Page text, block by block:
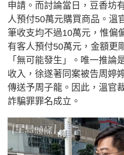
申請。而討論當日，豆香坊
人預付50萬元購買商品。溫
筆收支均不過10萬元，惟偏
有客人預付50萬元，金額更
「無可能發生」。唯一推論
收入，徐遂著同案被告周婷
傳送予周子龍。因此，溫官
詐騙罪罪名成立。